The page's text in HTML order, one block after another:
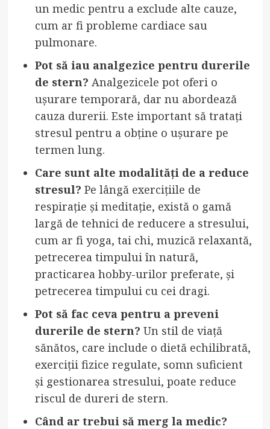
un medic pentru a exclude alte cauze,
cum ar fi probleme cardiace sau
pulmonare.
Pot să iau analgezice pentru durerile
de stern? Analgezicele pot oferi o
ușurare temporară, dar nu abordează
cauza durerii. Este important să tratați
stresul pentru a obține o ușurare pe
termen lung.
Care sunt alte modalități de a reduce
stresul? Pe lângă exercițiile de
respirație și meditație, există o gamă
largă de tehnici de reducere a stresului,
cum ar fi yoga, tai chi, muzică relaxantă,
petrecerea timpului în natură,
practicarea hobby-urilor preferate, și
petrecerea timpului cu cei dragi.
Pot să fac ceva pentru a preveni
durerile de stern? Un stil de viață
sănătos, care include o dietă echilibrată,
exerciții fizice regulate, somn suficient
și gestionarea stresului, poate reduce
riscul de dureri de stern.
Când ar trebui să merg la medic?